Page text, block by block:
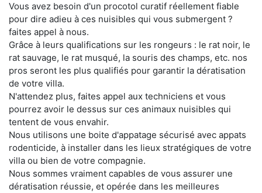
Vous avez besoin d'un procotol curatif réellement fiable
pour dire adieu à ces nuisibles qui vous submergent ?
faites appel à nous.
Grâce à leurs qualifications sur les rongeurs : le rat noir, le
rat sauvage, le rat musqué, la souris des champs, etc. nos
pros seront les plus qualifiés pour garantir la dératisation
de votre villa.
N'attendez plus, faites appel aux techniciens et vous
pourrez avoir le dessus sur ces animaux nuisibles qui
tentent de vous envahir.
Nous utilisons une boite d'appatage sécurisé avec appats
rodenticide, à installer dans les lieux stratégiques de votre
villa ou bien de votre compagnie.
Nous sommes vraiment capables de vous assurer une
dératisation réussie, et opérée dans les meilleures